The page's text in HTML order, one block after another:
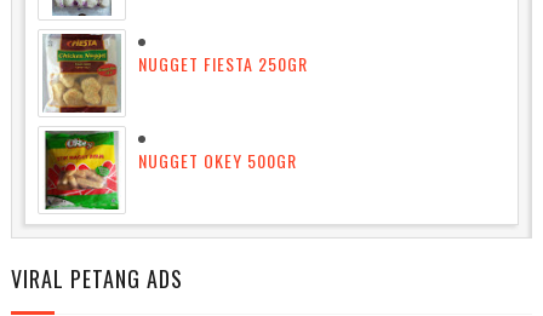
NUGGET FIESTA 250GR
NUGGET OKEY 500GR
VIRAL PETANG ADS